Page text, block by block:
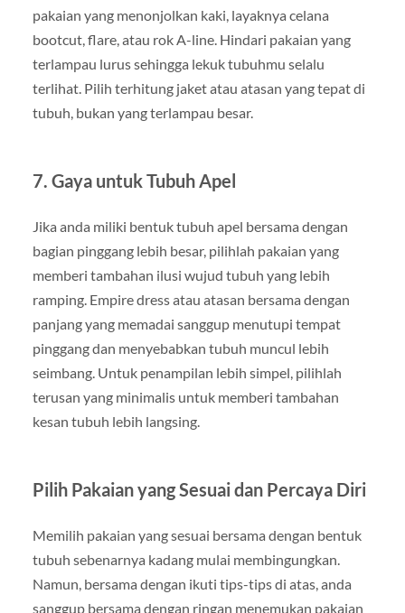
pakaian yang menonjolkan kaki, layaknya celana
bootcut, flare, atau rok A-line. Hindari pakaian yang
terlampau lurus sehingga lekuk tubuhmu selalu
terlihat. Pilih terhitung jaket atau atasan yang tepat di
tubuh, bukan yang terlampau besar.
7. Gaya untuk Tubuh Apel
Jika anda miliki bentuk tubuh apel bersama dengan
bagian pinggang lebih besar, pilihlah pakaian yang
memberi tambahan ilusi wujud tubuh yang lebih
ramping. Empire dress atau atasan bersama dengan
panjang yang memadai sanggup menutupi tempat
pinggang dan menyebabkan tubuh muncul lebih
seimbang. Untuk penampilan lebih simpel, pilihlah
terusan yang minimalis untuk memberi tambahan
kesan tubuh lebih langsing.
Pilih Pakaian yang Sesuai dan Percaya Diri
Memilih pakaian yang sesuai bersama dengan bentuk
tubuh sebenarnya kadang mulai membingungkan.
Namun, bersama dengan ikuti tips-tips di atas, anda
sanggup bersama dengan ringan menemukan pakaian